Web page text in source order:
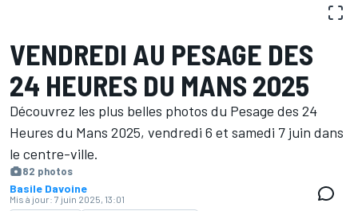
VENDREDI AU PESAGE DES
24 HEURES DU MANS 2025
Découvrez les plus belles photos du Pesage des 24
Heures du Mans 2025, vendredi 6 et samedi 7 juin dans
le centre-ville.
82 photos
Basile Davoine
Mis à jour: 7 juin 2025, 13:01